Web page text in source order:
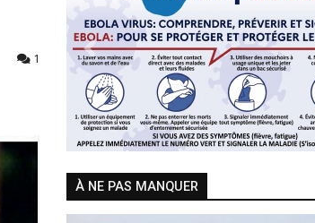
1 Previous
À NE PAS MANQUER